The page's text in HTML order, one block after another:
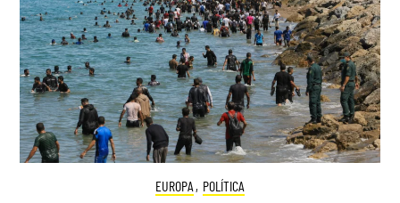
EUROPA , POLÍTICA